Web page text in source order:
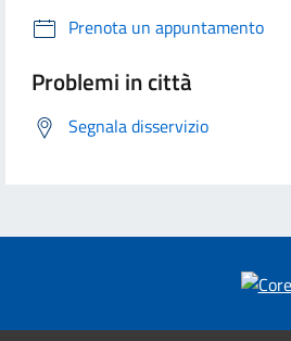
Prenota un appuntamento
Problemi in città
Segnala disservizio